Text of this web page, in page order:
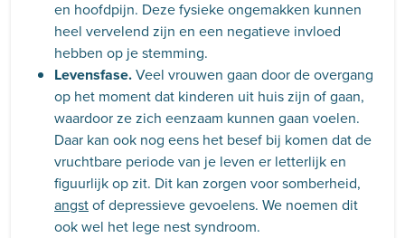
en hoofdpijn. Deze fysieke ongemakken kunnen
heel vervelend zijn en een negatieve invloed
hebben op je stemming.
Levensfase.Veel vrouwen gaan door de overgang
op het moment dat kinderen uit huis zijn of gaan,
waardoor ze zich eenzaam kunnen gaan voelen.
Daar kan ook nog eens het besef bij komen dat de
vruchtbare periode van je leven er letterlijk en
figuurlijk op zit. Dit kan zorgen voor somberheid,
angstof depressieve gevoelens. We noemen dit
ook wel het lege nest syndroom.